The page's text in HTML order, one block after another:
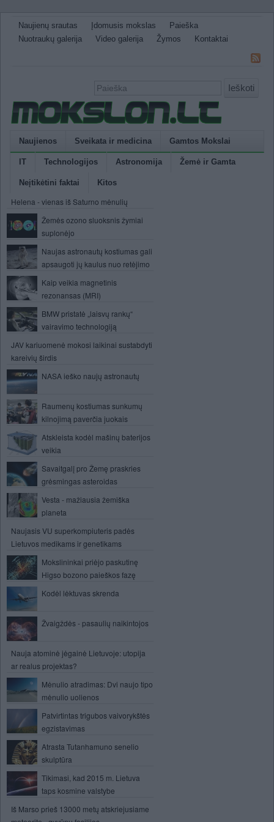
Naujienų srautas Įdomusis mokslas
Paieška
Nuotraukų galerija
Video galerija Žymos Kontaktai
Ieškoti
Naujienos Sveikata ir medicina Gamtos Mokslai
IT Technologijos Astronomija Žemė ir Gamta
Neįtikėtini faktai Kitos
Helena - vienas iš Saturno mėnulių
Žemės ozono sluoksnis žymiai
suplonėjo
Naujas astronautų kostiumas gali
apsaugoti jų kaulus nuo retėjimo
Kaip veikia magnetinis
rezonansas (MRI)
BMW pristatė „laisvų rankų“
vairavimo technologiją
JAV kariuomenė mokosi laikinai sustabdyti
kareivių širdis
NASA ieško naujų astronautų
Raumenų kostiumas sunkumų
kilnojimą paverčia juokais
Atskleista kodėl mašinų baterijos
veikia
Savaitgalį pro Žemę praskries
grėsmingas asteroidas
Vesta - mažiausia žemiška
planeta
Naujasis VU superkompiuteris padės
Lietuvos medikams ir genetikams
Mokslininkai priėjo paskutinę
Higso bozono paieškos fazę
Kodėl lėktuvas skrenda
Žvaigždės - pasaulių naikintojos
Nauja atominė jėgainė Lietuvoje: utopija
ar realus projektas?
Mėnulio atradimas: Dvi naujo tipo
mėnulio uolienos
Patvirtintas trigubos vaivorykštės
egzistavimas
Atrasta Tutanhamuno senelio
skulptūra
Tikimasi, kad 2015 m. Lietuva
taps kosmine valstybe
Iš Marso prieš 13000 metų atskriejusiame